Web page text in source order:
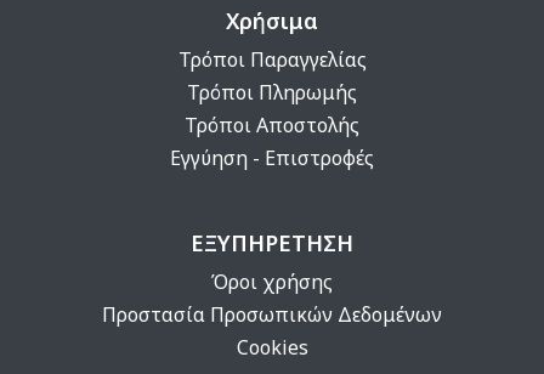
Χρήσιμα
Τρόποι Παραγγελίας
Τρόποι Πληρωμής
Τρόποι Αποστολής
Εγγύηση - Επιστροφές
ΕΞΥΠΗΡΕΤΗΣΗ
Όροι χρήσης
Προστασία Προσωπικών Δεδομένων
Cookies